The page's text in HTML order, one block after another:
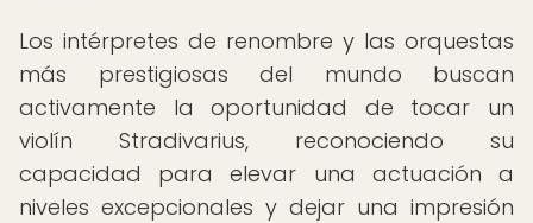
Los intérpretes de renombre y las orquestas
más prestigiosas del mundo buscan
activamente la oportunidad de tocar un
violín Stradivarius, reconociendo su
capacidad para elevar una actuación a
niveles excepcionales y dejar una impresión